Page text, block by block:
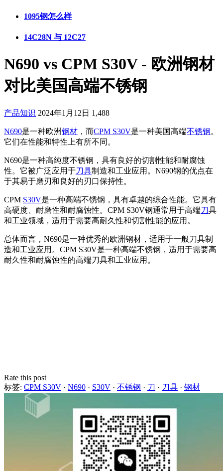
1095钢怎么样
14C28N 与 12C27
N690 vs CPM S30V - 欧洲钢材
对比美国高端不锈钢
产品知识 2024年1月12日 1,488
N690是一种欧洲钢材 ，而CPM S30V是一种美国高端不锈钢。
它们在性能和特性上有所不同。
N690是一种高纯度不锈钢，具有良好的切割性能和耐腐蚀
性。它被广泛应用于刀具制造和工业应用。N690钢的优点在
于其易于磨刃和良好的刃口保持性。
CPM S30V是一种高端不锈钢，具有卓越的综合性能。它具有
高硬度、耐磨性和耐腐蚀性。CPM S30V钢通常用于高端刀具
和工业领域，适用于需要高耐久性和切割性能的应用。
总体而言，N690是一种优秀的欧洲钢材，适用于一般刀具制
造和工业应用。CPM S30V是一种高端不锈钢，适用于需要高
耐久性和耐腐蚀性的高端刀具和工业应用。
Rate this post
标签: CPM S30V · N690 · S30V · 不锈钢 · 刀 · 刀具 · 钢材